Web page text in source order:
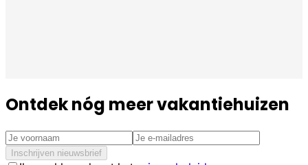
Ontdek nóg meer vakantiehuizen
Inschrijven nieuwsbrief